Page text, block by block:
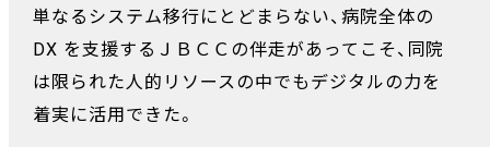
単なるシステム移行にとどまらない、病院全体の
DX を支援するＪＢＣＣの伴走があってこそ、同院
は限られた人的リソースの中でもデジタルの力を
着実に活用できた。